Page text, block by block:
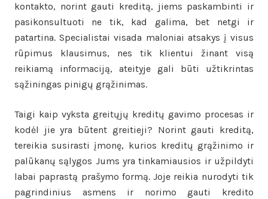
kontakto, norint gauti kreditą, jiems paskambinti ir
pasikonsultuoti ne tik, kad galima, bet netgi ir
patartina. Specialistai visada maloniai atsakys į visus
rūpimus klausimus, nes tik klientui žinant visą
reikiamą informaciją, ateityje gali būti užtikrintas
sąžiningas pinigų grąžinimas.
Taigi kaip vyksta greitųjų kreditų gavimo procesas ir
kodėl jie yra būtent greitieji? Norint gauti kreditą,
tereikia susirasti įmonę, kurios kreditų grąžinimo ir
palūkanų sąlygos Jums yra tinkamiausios ir užpildyti
labai paprastą prašymo formą. Joje reikia nurodyti tik
pagrindinius asmens ir norimo gauti kredito